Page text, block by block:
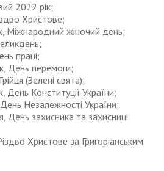
2022 рік;
Христове;
Міжнародний жіночий день;
праці;
День перемоги;
(Зелені свята);
День Конституції України;
Незалежності України;
День захисника та захисниці
Христове за Григоріанським